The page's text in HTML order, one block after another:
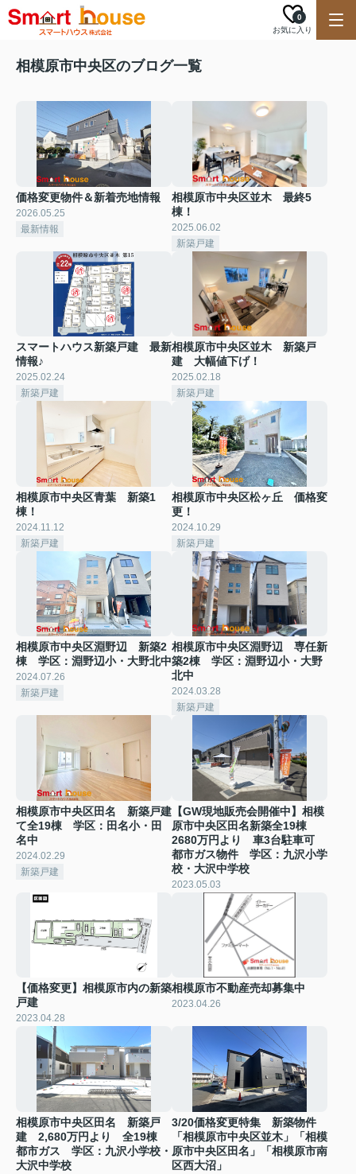
お気に入り
0
相模原市中央区のブログ一覧
価格変更物件＆新着売地情報
2026.05.25
最新情報
相模原市中央区並木 最終5
棟！
2025.06.02
新築戸建
スマートハウス新築戸建 最新
情報♪
2025.02.24
新築戸建
相模原市中央区並木 新築戸
建 大幅値下げ！
2025.02.18
新築戸建
相模原市中央区青葉 新築1
棟！
2024.11.12
新築戸建
相模原市中央区松ヶ丘 価格変
更！
2024.10.29
新築戸建
相模原市中央区淵野辺 新築2
棟 学区：淵野辺小・大野北中
2024.07.26
新築戸建
相模原市中央区淵野辺 専任新
築2棟 学区：淵野辺小・大野
北中
2024.03.28
新築戸建
相模原市中央区田名 新築戸建
て全19棟 学区：田名小・田
名中
2024.02.29
新築戸建
【GW現地販売会開催中】相模
原市中央区田名新築全19棟
2680万円より 車3台駐車可
都市ガス物件 学区：九沢小学
校・大沢中学校
2023.05.03
【価格変更】相模原市内の新築
戸建
2023.04.28
相模原市不動産売却募集中
2023.04.26
相模原市中央区田名 新築戸
建 2,680万円より 全19棟
都市ガス 学区：九沢小学校・
大沢中学校
3/20価格変更特集 新築物件
「相模原市中央区並木」「相模
原市中央区田名」「相模原市南
区西大沼」